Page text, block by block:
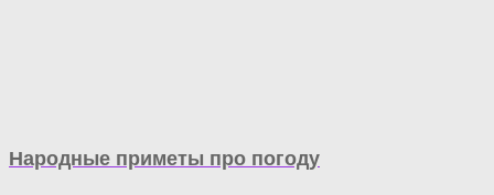
Народные приметы про погоду